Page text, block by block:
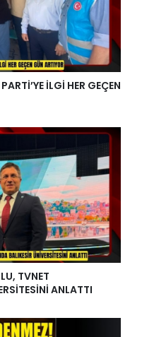
İLGİ HER GEÇEN
TVNET
ANLATTI